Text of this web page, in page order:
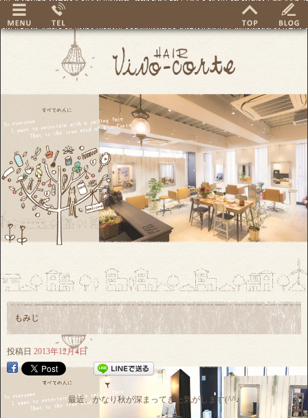
もみじ
投稿日 2013年12月4日
最近、かなり秋が深まってきた気がします(^^♪